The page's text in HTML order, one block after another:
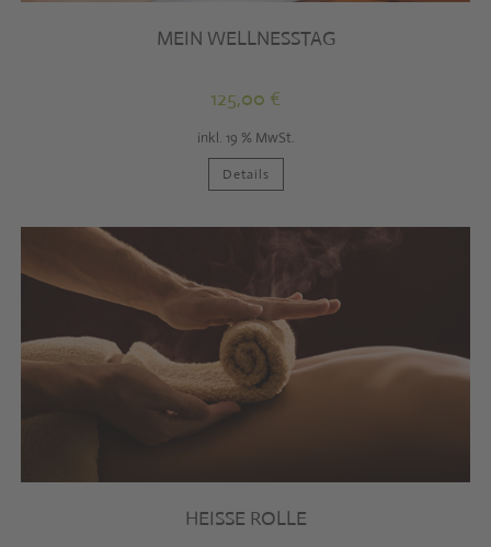
MEIN WELLNESSTAG
125,00 €
inkl. 19 % MwSt.
Details
HEISSE ROLLE